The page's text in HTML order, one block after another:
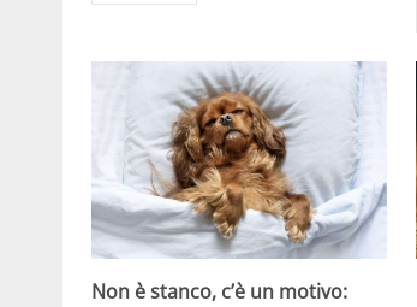
Non è stanco, c’è un motivo: